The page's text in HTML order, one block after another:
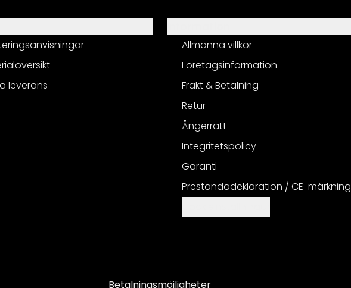
leverans
Allmänna villkor
Företagsinformation
Frakt & Betalning
Retur
Ångerrätt
Integritetspolicy
Garanti
Prestandadeklaration / CE-märkning
Betalningsmöjligheter